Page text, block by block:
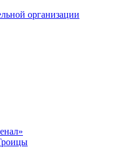
организации